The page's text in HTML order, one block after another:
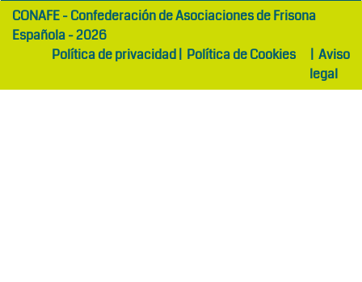
girls
abaya
maltepe
otelCONAFE - Confederación de Asociaciones de Frisona
Española - 2026
Política de privacidad| Política de Cookies | Aviso
legal